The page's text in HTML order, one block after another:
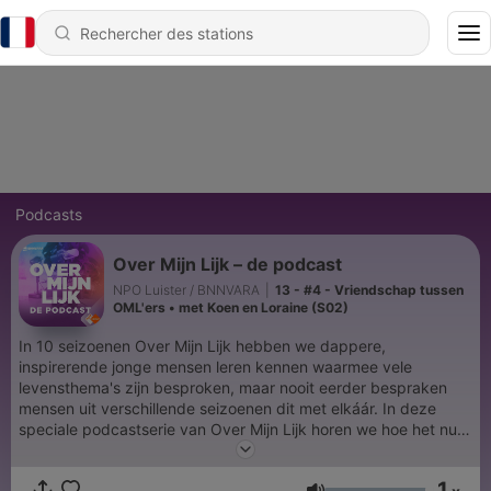
Podcasts
Over Mijn Lijk – de podcast
NPO Luister / BNNVARA
13 - #4 - Vriendschap tussen
OML'ers • met Koen en Loraine (S02)
In 10 seizoenen Over Mijn Lijk hebben we dappere,
inspirerende jonge mensen leren kennen waarmee vele
levensthema's zijn besproken, maar nooit eerder bespraken
mensen uit verschillende seizoenen dit met elkáár. In deze
speciale podcastserie van Over Mijn Lijk horen we hoe het nu
met iedereen is maar komen ook deelnemers en nabestaanden